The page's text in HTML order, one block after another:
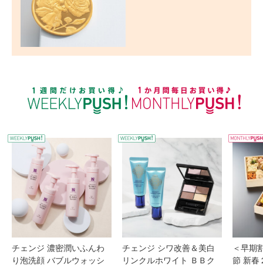
WEEKLY PUSH
チェンジ 濃密潤いふんわ
り泡洗顔 バブルウォッシ
チェンジ シワ改善＆美白
リンクルホワイト ＢＢク
＜早期
節 新春